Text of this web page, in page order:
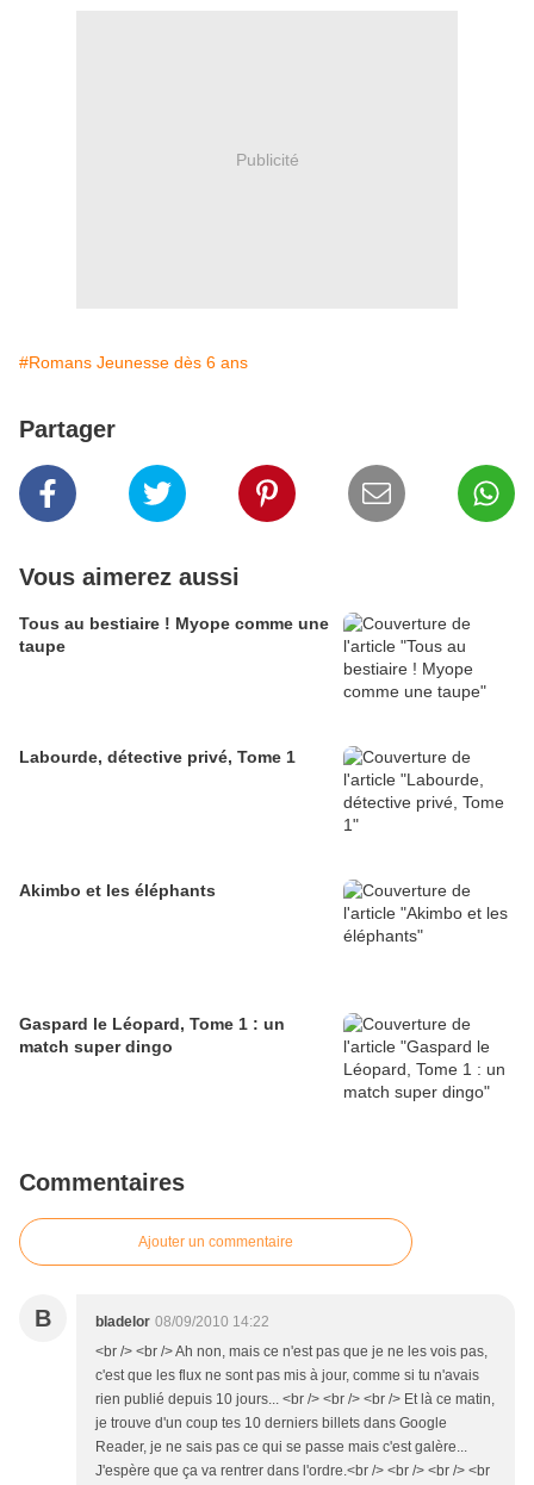
Publicité
#Romans Jeunesse dès 6 ans
Partager
Vous aimerez aussi
Tous au bestiaire ! Myope comme une
taupe
Labourde, détective privé, Tome 1
Akimbo et les éléphants
Gaspard le Léopard, Tome 1 : un
match super dingo
Commentaires
Ajouter un commentaire
B bladelor 08/09/2010 14:22
<br /> <br /> Ah non, mais ce n'est pas que je ne les vois pas,
c'est que les flux ne sont pas mis à jour, comme si tu n'avais
rien publié depuis 10 jours... <br /> <br /> <br /> Et là ce matin,
je trouve d'un coup tes 10 derniers billets dans Google
Reader, je ne sais pas ce qui se passe mais c'est galère...
J'espère que ça va rentrer dans l'ordre.<br /> <br /> <br /> <br